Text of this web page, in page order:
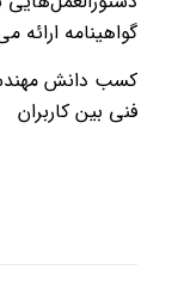
گواهینامه ارائه
کسب دانش
فنی بین کاربران